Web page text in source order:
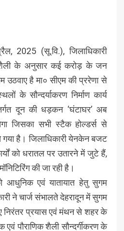
2025 (सू.वि.), जिलाधिकारी
के अनुसार कई करोड़ के जन
है मा० सीएम की प्ररेणा से
के सौन्दर्याकरण निर्माण कार्य
दून की धड़कन ‘घंटाघर’ अब
जिसका सभी स्टैक होल्डर्स से
गया है। जिलाधिकारी येनकेन बजट
को धरातल पर उतारने में जुटे हैं,
की जा रही है।
एवं यातायात हेतु सुगम
ने चार्ज संभालते देहरादून में सुगम
निरंतर प्रयास एवं मंथन से शहर के
एवं पौराणिक शैली सौन्दर्गीकरण के